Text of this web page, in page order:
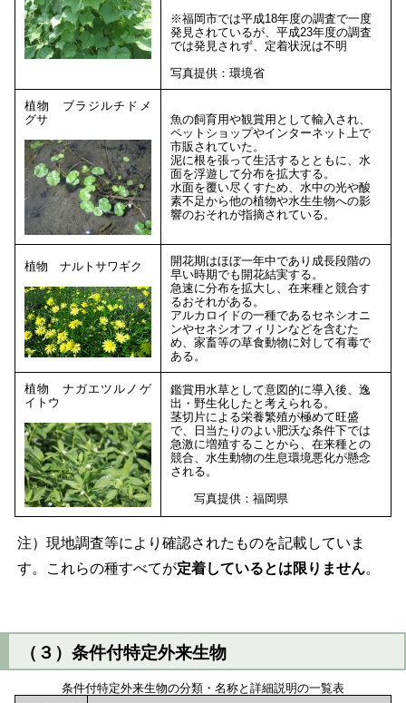
※福岡市では平成18年度の調査で一度
発見されているが、平成23年度の調査
では発見されず、定着状況は不明
写真提供：環境省
植物 ブラジルチドメ
グサ
魚の飼育用や観賞用として輸入され、
ペットショップやインターネット上で
市販されていた。
泥に根を張って生活するとともに、水
面を浮遊して分布を拡大する。
水面を覆い尽くすため、水中の光や酸
素不足から他の植物や水生生物への影
響のおそれが指摘されている。
植物 ナルトサワギク
開花期はほぼ一年中であり成長段階の
早い時期でも開花結実する。
急速に分布を拡大し、在来種と競合す
るおそれがある。
アルカロイドの一種であるセネシオニ
ンやセネシオフィリンなどを含むた
め、家畜等の草食動物に対して有毒で
ある。
植物 ナガエツルノゲ
イトウ
鑑賞用水草として意図的に導入後、逸
出・野生化したと考えられる。
茎切片による栄養繁殖が極めて旺盛
で、日当たりのよい肥沃な条件下では
急激に増殖することから、在来種との
競合、水生動物の生息環境悪化が懸念
される。
写真提供：福岡県
注）現地調査等により確認されたものを記載していま
す。これらの種すべてが定着しているとは限りません。
（３）条件付特定外来生物
条件付特定外来生物の分類・名称と詳細説明の一覧表